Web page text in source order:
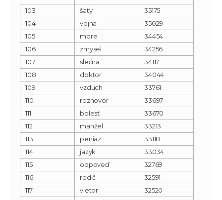
103
šaty
35175
104
vojna
35029
105
more
34454
106
zmysel
34256
107
slečna
34117
108
doktor
34044
109
vzduch
33761
110
rozhovor
33697
111
bolesť
33670
112
manžel
33213
113
peniaz
33118
114
jazyk
33034
115
odpoveď
32769
116
rodič
32591
117
vietor
32520